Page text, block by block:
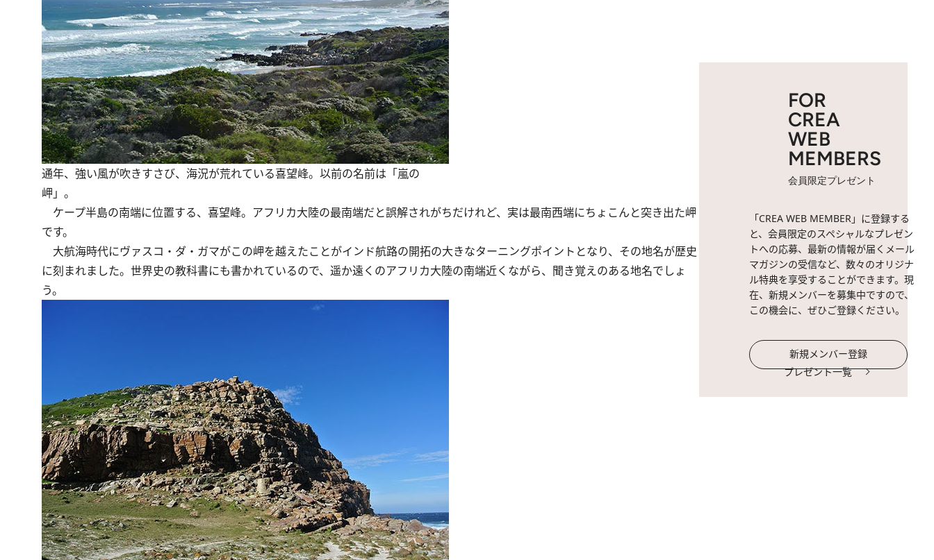
通年、強い風が吹きすさび、海況が荒れている喜望峰。以前の名前は「嵐の
岬」。
ケープ半島の南端に位置する、喜望峰。アフリカ大陸の最南端だと誤解されがちだけれど、実は最南西端にちょこんと突き出た岬
です。
大航海時代にヴァスコ・ダ・ガマがこの岬を越えたことがインド航路の開拓の大きなターニングポイントとなり、その地名が歴史
に刻まれました。世界史の教科書にも書かれているので、遥か遠くのアフリカ大陸の南端近くながら、聞き覚えのある地名でしょ
う。
FOR
CREA
WEB
MEMBERS
会員限定プレゼント
「CREA WEB MEMBER」に登録する
と、会員限定のスペシャルなプレゼン
トへの応募、最新の情報が届くメール
マガジンの受信など、数々のオリジナ
ル特典を享受することができます。現
在、新規メンバーを募集中ですので、
この機会に、ぜひご登録ください。
新規メンバー登録
プレゼント一覧